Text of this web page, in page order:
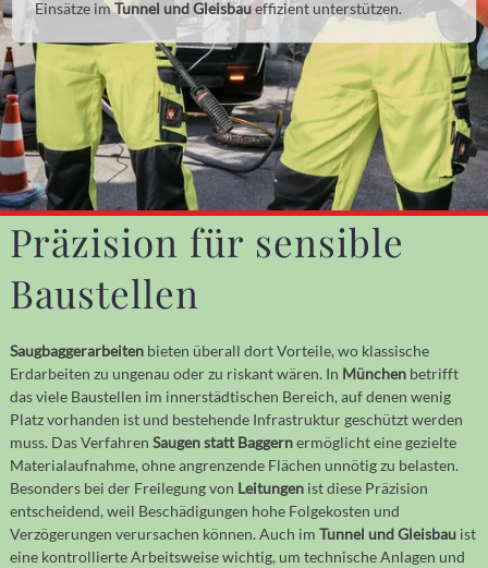
Einsätze imTunnel und Gleisbaueffizient unterstützen.
Präzision für sensible
Baustellen
Saugbaggerarbeitenbieten überall dort Vorteile, wo klassische
Erdarbeiten zu ungenau oder zu riskant wären. In Münchenbetrifft
das viele Baustellen im innerstädtischen Bereich, auf denen wenig
Platz vorhanden ist und bestehende Infrastruktur geschützt werden
muss. Das Verfahren Saugen statt Baggernermöglicht eine gezielte
Materialaufnahme, ohne angrenzende Flächen unnötig zu belasten.
Besonders bei der Freilegung von Leitungenist diese Präzision
entscheidend, weil Beschädigungen hohe Folgekosten und
Verzögerungen verursachen können. Auch im Tunnel und Gleisbauist
eine kontrollierte Arbeitsweise wichtig, um technische Anlagen und